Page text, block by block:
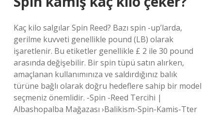
Kaç kilo salgılar Spin Reed? Bazı spin -up’larda,
gerilme kuvveti genellikle pound (LB) olarak
işaretlenir. Bu etiketler genellikle £ 2 ile 30 pound
arasında değişebilir. Bir spin tüpü satın alırken,
amaçlanan kullanımınıza ve saldırdığınız balık
türüne bağlı olarak doğru hedeflere sahip bir model
seçmeniz önemlidir. -Spin -Reed Tercihi |
Albashopalba Mağazası ›Balikism-Spin-Kamis-Tter